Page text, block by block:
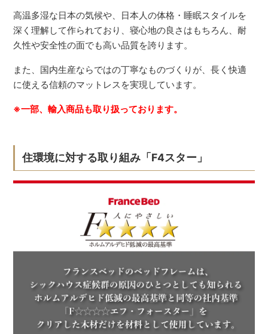
高温多湿な日本の気候や、日本人の体格・睡眠スタイルを
深く理解して作られており、寝心地の良さはもちろん、耐
久性や安全性の面でも高い品質を誇ります。
また、国内生産ならではの丁寧なものづくりが、長く快適
に使える信頼のマットレスを実現しています。
※一部、輸入商品も取り扱っております。
住環境に対する取り組み「F4スター」